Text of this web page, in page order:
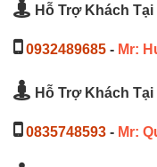
Hỗ Trợ Khách
0932489685 - Mr:
Hỗ Trợ Khách
0835748593 - Mr: